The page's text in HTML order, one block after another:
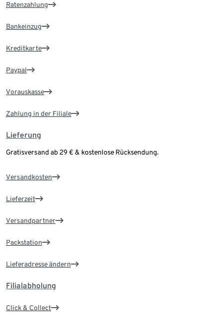
Ratenzahlung
Bankeinzug
Kreditkarte
Paypal
Vorauskasse
Zahlung in der Filiale
Lieferung
Gratisversand ab 29 € & kostenlose Rücksendung.
Versandkosten
Lieferzeit
Versandpartner
Packstation
Lieferadresse ändern
Filialabholung
Click & Collect